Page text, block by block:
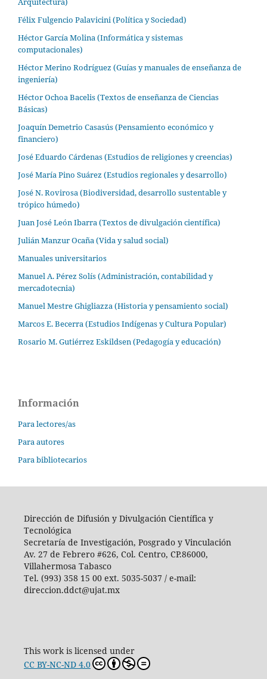
Félix Fulgencio Palavicini (Política y Sociedad)
Héctor García Molina (Informática y sistemas
computacionales)
Héctor Merino Rodríguez (Guías y manuales de enseñanza de
ingeniería)
Héctor Ochoa Bacelis (Textos de enseñanza de Ciencias
Básicas)
Joaquín Demetrio Casasús (Pensamiento económico y
financiero)
José Eduardo Cárdenas (Estudios de religiones y creencias)
José María Pino Suárez (Estudios regionales y desarrollo)
José N. Rovirosa (Biodiversidad, desarrollo sustentable y
trópico húmedo)
Juan José León Ibarra (Textos de divulgación científica)
Julián Manzur Ocaña (Vida y salud social)
Manuales universitarios
Manuel A. Pérez Solís (Administración, contabilidad y
mercadotecnia)
Manuel Mestre Ghigliazza (Historia y pensamiento social)
Marcos E. Becerra (Estudios Indígenas y Cultura Popular)
Rosario M. Gutiérrez Eskildsen (Pedagogía y educación)
Información
Para lectores/as
Para autores
Para bibliotecarios
Dirección de Difusión y Divulgación Científica y
Tecnológica
Secretaría de Investigación, Posgrado y Vinculación
Av. 27 de Febrero #626, Col. Centro, CP.86000,
Villahermosa Tabasco
Tel. (993) 358 15 00 ext. 5035-5037 / e-mail:
direccion.ddct@ujat.mx
This work is licensed under
CC BY-NC-ND 4.0